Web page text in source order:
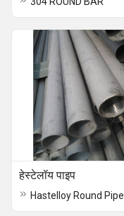
हेस्टेलॉय पाइप
Hastelloy Round Pipe